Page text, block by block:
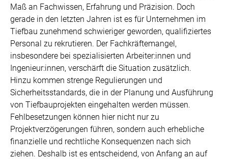
Maß an Fachwissen, Erfahrung und Präzision. Doch
gerade in den letzten Jahren ist es für Unternehmen im
Tiefbau zunehmend schwieriger geworden, qualifiziertes
Personal zu rekrutieren. Der Fachkräftemangel,
insbesondere bei spezialisierten Arbeiter:innen und
Ingenieur:innen, verschärft die Situation zusätzlich.
Hinzu kommen strenge Regulierungen und
Sicherheitsstandards, die in der Planung und Ausführung
von Tiefbauprojekten eingehalten werden müssen.
Fehlbesetzungen können hier nicht nur zu
Projektverzögerungen führen, sondern auch erhebliche
finanzielle und rechtliche Konsequenzen nach sich
ziehen. Deshalb ist es entscheidend, von Anfang an auf